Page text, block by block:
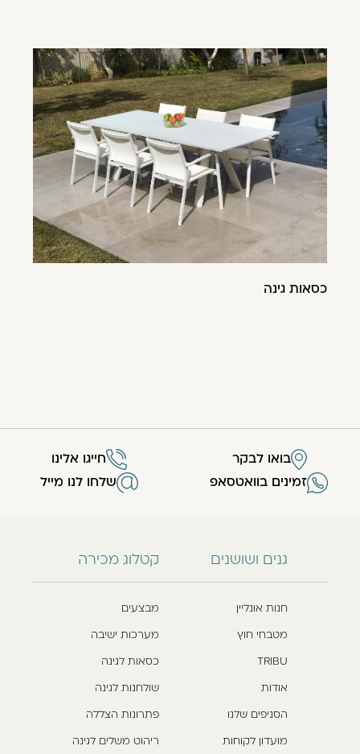
כסאות גינה
גנים ושושנים
חנות אונליין
מטבחי חוץ
TRIBU
אודות
הסניפים שלנו
מועדון לקוחות
קטלוג מכירה
מבצעים
מערכות ישיבה
כסאות לגינה
שולחנות לגינה
פתרונות הצללה
ריהוט משלים לגינה
בואו לבקר
חייגו אלינו
זמינים בוואטסאפ
שלחו לנו מייל